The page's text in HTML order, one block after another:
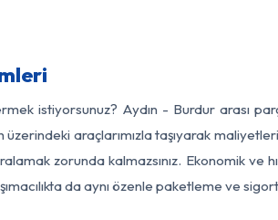
istiyorsunuz? Aydın - Burdur arası
araçlarımızla taşıyarak
zorunda kalmazsınız. Ekonomik ve
da aynı özenle paketleme ve